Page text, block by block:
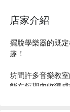
培養創造力：
提升專注力：
培養專注力
名者視同同意
1.家長可選擇
2. 請最少提早
4. 為推廣課程
於社群媒體中
店家介紹
擺脫學樂器的既
趣！
坊間許多音樂教
能在短期內收獲